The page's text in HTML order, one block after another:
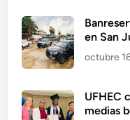
en San
octubre
UFHEC
medias